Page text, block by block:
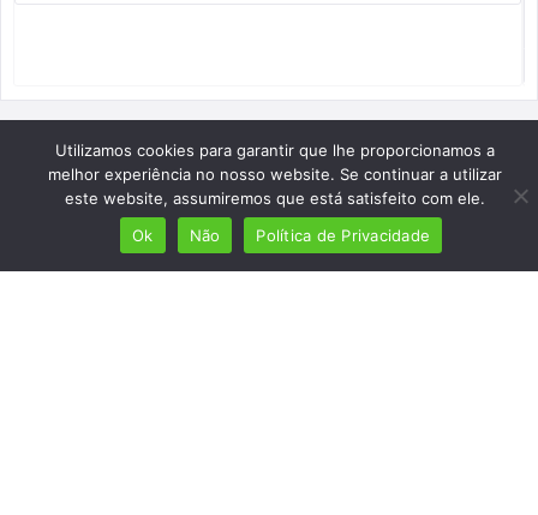
Utilizamos cookies para garantir que lhe proporcionamos a
melhor experiência no nosso website. Se continuar a utilizar
este website, assumiremos que está satisfeito com ele.
Ok
Não Política de Privacidade